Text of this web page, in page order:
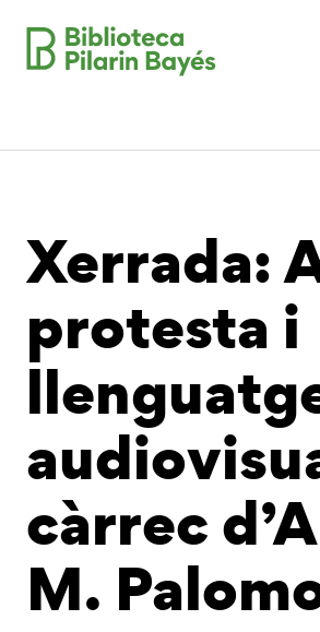
Xerrada:
protesta i
càrrec
M.